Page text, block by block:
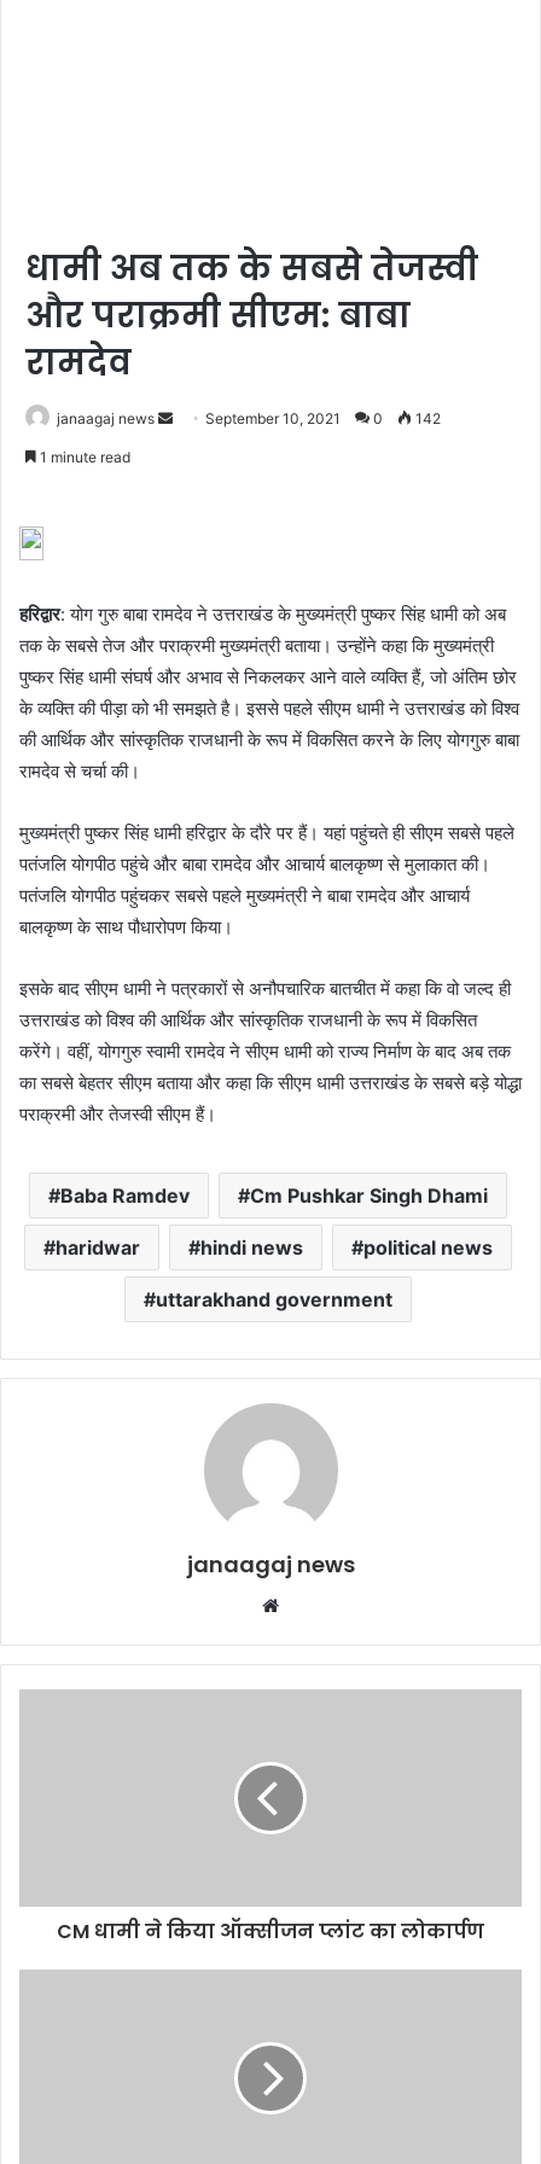
धामी अब तक के सबसे तेजस्वी
और पराक्रमी सीएम: बाबा
रामदेव
janaagaj news
SendSeptember 10, 2021 0 142
1 minute read
हरिद्वार: योग गुरु बाबा रामदेव ने उत्तराखंड के मुख्यमंत्री पुष्कर सिंह धामी को अब
तक के सबसे तेज और पराक्रमी मुख्यमंत्री बताया। उन्होंने कहा कि मुख्यमंत्री
पुष्कर सिंह धामी संघर्ष और अभाव से निकलकर आने वाले व्यक्ति हैं, जो अंतिम छोर
के व्यक्ति की पीड़ा को भी समझते है। इससे पहले सीएम धामी ने उत्तराखंड को विश्व
की आर्थिक और सांस्कृतिक राजधानी के रूप में विकसित करने के लिए योगगुरु बाबा
रामदेव से चर्चा की।
मुख्यमंत्री पुष्कर सिंह धामी हरिद्वार के दौरे पर हैं। यहां पहुंचते ही सीएम सबसे पहले
पतंजलि योगपीठ पहुंचे और बाबा रामदेव और आचार्य बालकृष्ण से मुलाकात की।
पतंजलि योगपीठ पहुंचकर सबसे पहले मुख्यमंत्री ने बाबा रामदेव और आचार्य
बालकृष्ण के साथ पौधारोपण किया।
इसके बाद सीएम धामी ने पत्रकारों से अनौपचारिक बातचीत में कहा कि वो जल्द ही
उत्तराखंड को विश्व की आर्थिक और सांस्कृतिक राजधानी के रूप में विकसित
करेंगे। वहीं, योगगुरु स्वामी रामदेव ने सीएम धामी को राज्य निर्माण के बाद अब तक
का सबसे बेहतर सीएम बताया और कहा कि सीएम धामी उत्तराखंड के सबसे बड़े योद्धा
पराक्रमी और तेजस्वी सीएम हैं।
Baba Ramdev Cm Pushkar Singh Dhami
haridwar hindi news political news
uttarakhand government
janaagaj news
Website
CM धामी ने किया ऑक्सीजन प्लांट का लोकार्पण